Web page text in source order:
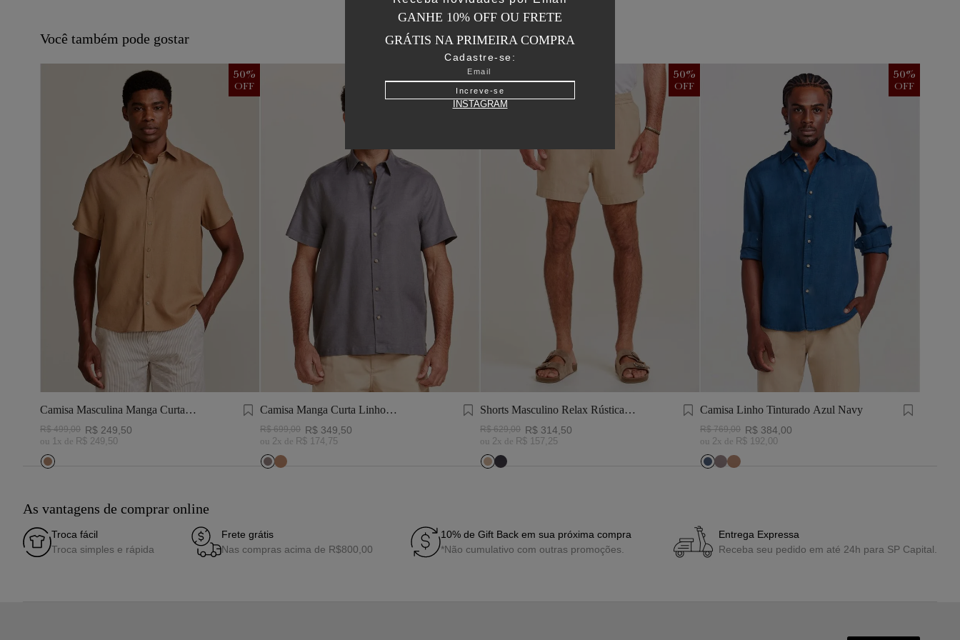
Você também pode gostar
Camisa Masculina Manga Curta
Visco Linho
50%
OFF
R$ 499,00 R$ 249 50
ou 1x de R$ 249, 50
Camisa Manga Curta Linho
Tinturado Cinza Chumbo
%
OFF
R$ 699,00 R$ 349 50
ou 2x de R$ 174, 75
Shorts Masculino Relax Rústica
Khaki
50%
OFF
R$ 629,00 R$ 314 50
ou 2x de R$ 157, 25
Camisa Linho Tinturado Azul Navy
50%
OFF
R$ 769,00 R$ 384 00
ou 2x de R$ 192, 00
As vantagens de comprar online
Troca fácil
Troca simples e rápida
Frete grátis
Nas compras acima de R$800,00
10% de Gift Back em sua próxima compra
*Não cumulativo com outras promoções.
Entrega Expressa
Receba seu pedido em até 24h para SP Capital.
GANHE 10% OFF OU FRETE
GRÁTIS NA PRIMEIRA COMPRA
Cadastre-se:
Increve-se
INSTAGRAM